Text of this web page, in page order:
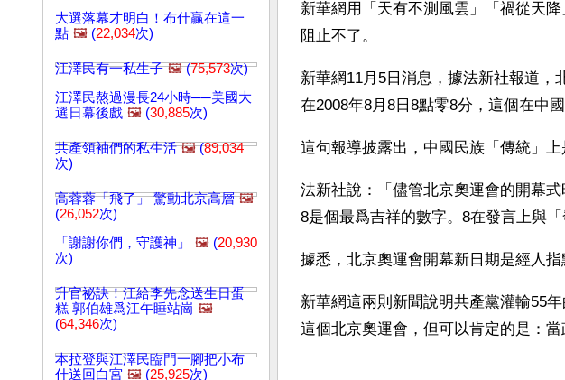
大選落幕才明白！布什贏在這一
點 🖼️ (22,034次)
江澤民有一私生子 🖼️(75,573次)
江澤民熬過漫長24小時──美國大
選日幕後戲 🖼️ (30,885次)
共產領袖們的私生活 🖼️(89,034
次)
高蓉蓉「飛了」 驚動北京高層 🖼️
(26,052次)
「謝謝你們，守護神」
🖼️ (20,930
次)
升官祕訣！江給李先念送生日蛋
糕 郭伯雄爲江午睡站崗 🖼️
(64,346次)
本拉登與江澤民臨門一腳把小布
什送回白宮 🖼️ (25,925次)
新華網用「天有不測風雲」「禍從天
阻止不了。
新華網11月5日消息，據法新社報道
在2008年8月8日8點零8分，這個在中
這句報導披露出，中國民族「傳統」
法新社說：「儘管北京奧運會的開幕
8是個最爲吉祥的數字。8在發言上與
據悉，北京奧運會開幕新日期是經人指
新華網這兩則新聞說明共產黨灌輸55
這個北京奧運會，但可以肯定的是：當